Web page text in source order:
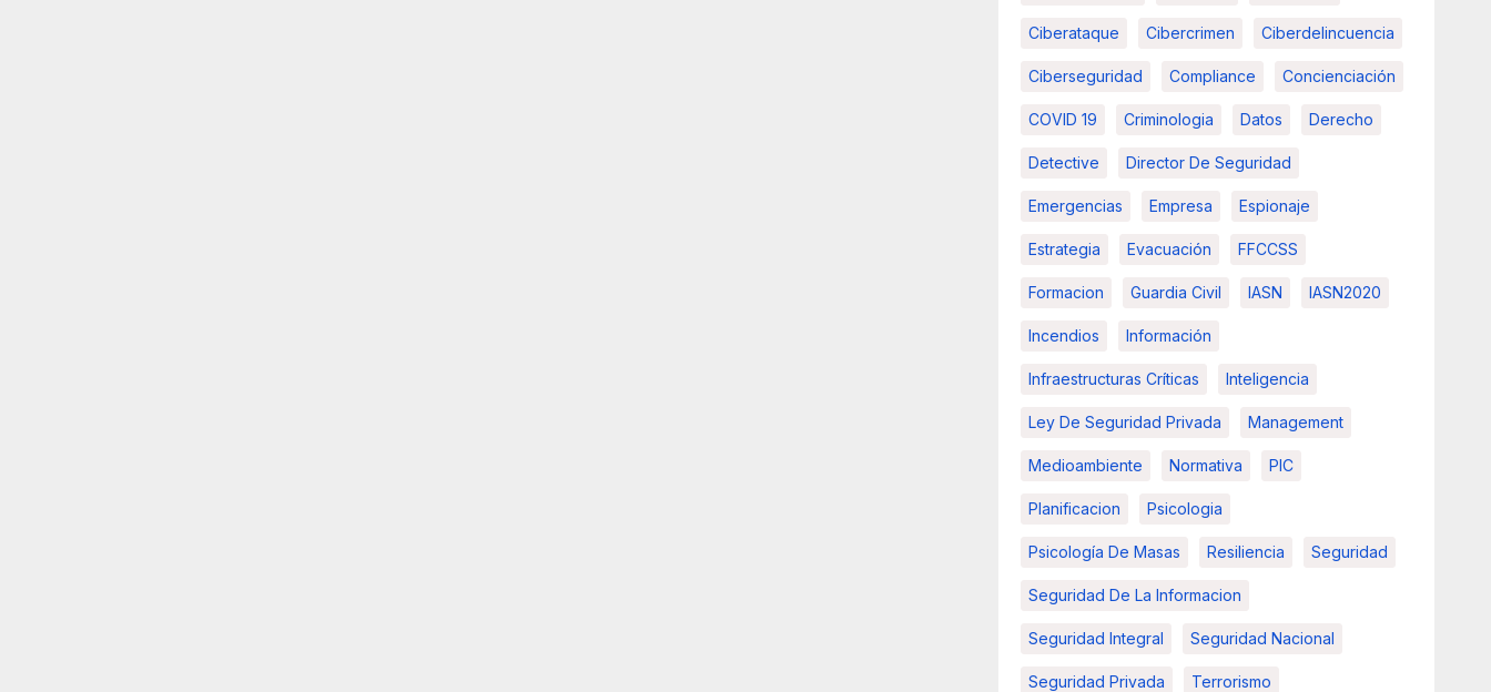
Ciberataque Cibercrimen Ciberdelincuencia
Ciberseguridad Compliance Concienciación
COVID 19 Criminologia Datos Derecho
Detective Director De Seguridad
Emergencias Empresa Espionaje
Estrategia Evacuación FFCCSS
Formacion Guardia Civil IASN IASN2020
Incendios Información
Infraestructuras Críticas Inteligencia
Ley De Seguridad Privada Management
Medioambiente Normativa PIC
Planificacion Psicologia
Psicología De Masas Resiliencia Seguridad
Seguridad De La Informacion
Seguridad Integral Seguridad Nacional
Seguridad Privada Terrorismo